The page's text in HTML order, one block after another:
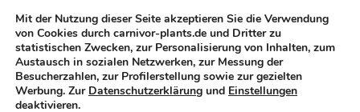
S
k
i
S
k
i
Mit der Nutzung dieser Seite akzeptieren Sie die Verwendung
von Cookies durch carnivor-plants.de und Dritter zu
statistischen Zwecken, zur Personalisierung von Inhalten, zum
Austausch in sozialen Netzwerken, zur Messung der
Besucherzahlen, zur Profilerstellung sowie zur gezielten
Werbung. Zur Datenschutzerklärung und Einstellungen
deaktivieren.